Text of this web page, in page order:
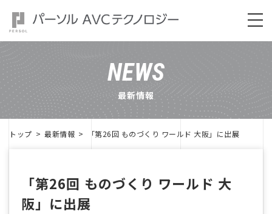
NEWS
最新情報
トップ 最新情報 「第26回 ものづくり ワールド 大阪」に出展
「第26回 ものづくり ワールド 大
阪」に出展